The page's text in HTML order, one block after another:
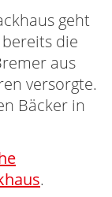
geht
die
aus
versorgte.
Bäcker in
.